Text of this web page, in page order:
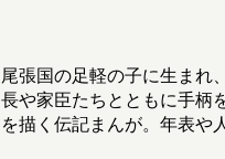
尾張国の足軽の子に生まれ
長や家臣たちとともに手柄
を描く伝記まんが。年表や